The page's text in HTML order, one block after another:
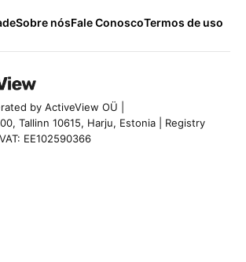
Sobre nósFale ConoscoTermos de uso
by ActiveView OÜ |
Tallinn 10615, Harju, Estonia | Registry
EE102590366